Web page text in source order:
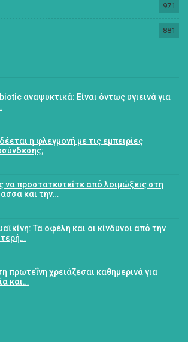
971
881
αναψυκτικά: Είναι όντως υγιεινά για
η φλεγμονή με τις εμπειρίες
να προστατευτείτε από λοιμώξεις στη
και την…
Τα οφέλη και οι κίνδυνοι από την
πρωτεΐνη χρειάζεσαι καθημερινά για
και…